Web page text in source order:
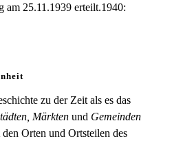
25.11.1939 erteilt.1940:
zu der Zeit als es das
Märkten und Gemeinden
Orten und Ortsteilen des